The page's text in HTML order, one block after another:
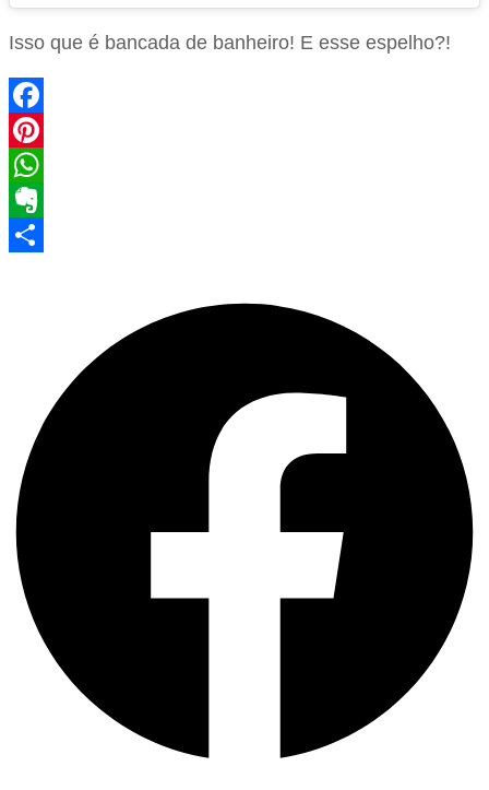
Isso que é bancada de banheiro! E esse espelho?!
Facebook
Pinterest
WhatsApp
Evernote